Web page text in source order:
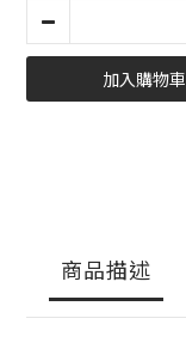
加入購物車
商品描述